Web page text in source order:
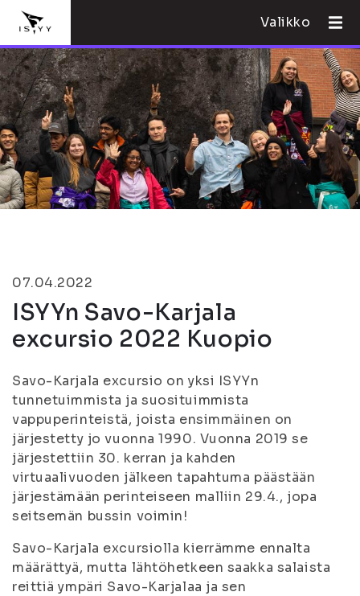
Valikko
07.04.2022
ISYYn Savo-Karjala
excursio 2022 Kuopio
Savo-Karjala excursio on yksi ISYYn
tunnetuimmista ja suosituimmista
vappuperinteistä, joista ensimmäinen on
järjestetty jo vuonna 1990. Vuonna 2019 se
järjestettiin 30. kerran ja kahden
virtuaalivuoden jälkeen tapahtuma päästään
järjestämään perinteiseen malliin 29.4., jopa
seitsemän bussin voimin!
Savo-Karjala excursiolla kierrämme ennalta
määrättyä, mutta lähtöhetkeen saakka salaista
reittiä ympäri Savo-Karjalaa ja sen